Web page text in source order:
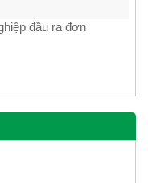
đầu ra đơn